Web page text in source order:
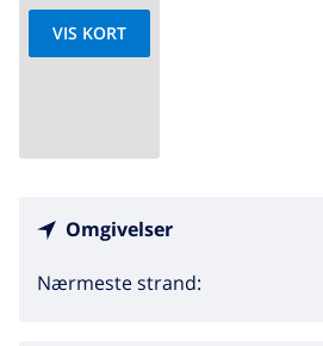
VIS KORT
Omgivelser
Nærmeste strand: